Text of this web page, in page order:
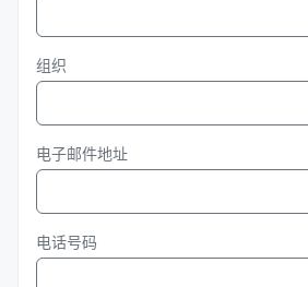
组织
电子邮件地址
电话号码